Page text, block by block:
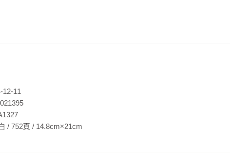
12-11
白 / 752頁 / 14.8cm×21cm